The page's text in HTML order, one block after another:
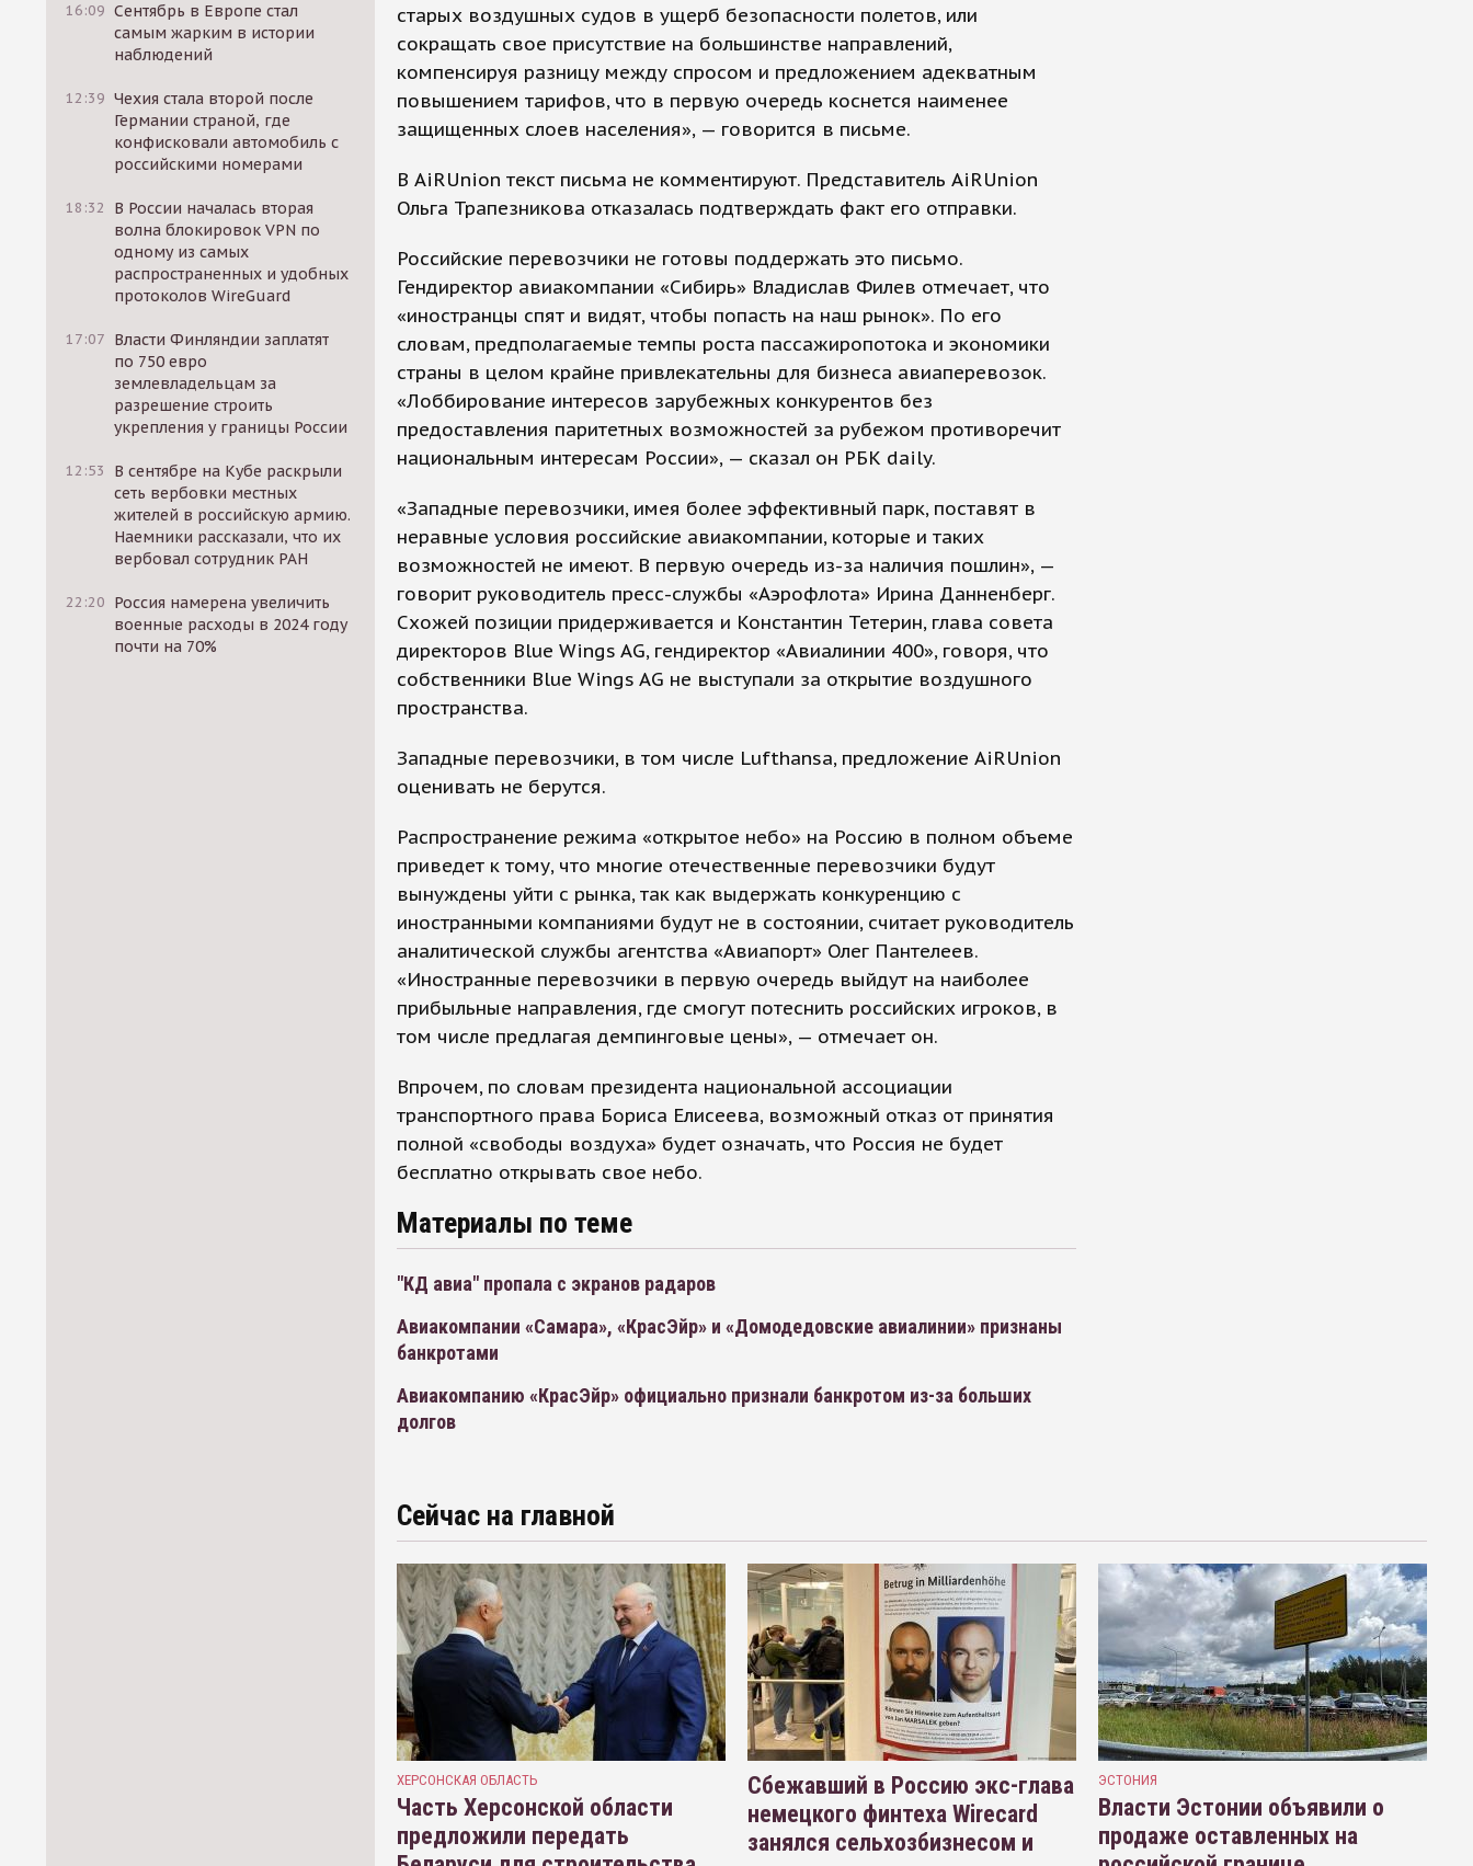
16:09 Сентябрь в Европе стал
самым жарким в истории
наблюдений
12:39 Чехия стала второй после
Германии страной, где
конфисковали автомобиль с
российскими номерами
18:32
В России началась вторая
волна блокировок VPN по
одному из самых
распространенных и удобных
протоколов WireGuard
17:07 Власти Финляндии заплатят
по 750 евро
землевладельцам за
разрешение строить
укрепления у границы России
12:53
В сентябре на Кубе раскрыли
сеть вербовки местных
жителей в российскую армию.
Наемники рассказали, что их
вербовал сотрудник РАН
22:20 Россия намерена увеличить
военные расходы в 2024 году
почти на 70%
старых воздушных судов в ущерб безопасности полетов, или
сокращать свое присутствие на большинстве направлений,
компенсируя разницу между спросом и предложением адекватным
повышением тарифов, что в первую очередь коснется наименее
защищенных слоев населения», — говорится в письме.
В AiRUnion текст письма не комментируют. Представитель AiRUnion
Ольга Трапезникова отказалась подтверждать факт его отправки.
Российские перевозчики не готовы поддержать это письмо.
Гендиректор авиакомпании «Сибирь» Владислав Филев отмечает, что
«иностранцы спят и видят, чтобы попасть на наш рынок». По его
словам, предполагаемые темпы роста пассажиропотока и экономики
страны в целом крайне привлекательны для бизнеса авиаперевозок.
«Лоббирование интересов зарубежных конкурентов без
предоставления паритетных возможностей за рубежом противоречит
национальным интересам России», — сказал он РБК daily.
«Западные перевозчики, имея более эффективный парк, поставят в
неравные условия российские авиакомпании, которые и таких
возможностей не имеют. В первую очередь из-за наличия пошлин», —
говорит руководитель пресс-службы «Аэрофлота» Ирина Данненберг.
Схожей позиции придерживается и Конс­тантин Тетерин, глава совета
директоров Blue Wings AG, гендиректор «Авиалинии 400», говоря, что
собственники Blue Wings AG не выступали за открытие воздушного
пространства.
Западные перевозчики, в том числе Lufthansa, предложение AiRUnion
оценивать не берутся.
Распространение режима «открытое небо» на Россию в полном объеме
приведет к тому, что многие отечественные перевозчики будут
вынуждены уйти с рынка, так как выдержать конкуренцию с
иностранными компаниями будут не в состоянии, считает руководитель
аналитической службы агентства «Авиапорт» Олег Пантелеев.
«Иностранные перевозчики в первую очередь выйдут на наиболее
прибыльные направления, где смогут потеснить российских игроков, в
том числе предлагая демпинговые цены», — отмечает он.
Впрочем, по словам президента национальной ассоциации
транспортного права Бориса Елисеева, возможный отказ от принятия
полной «свободы воздуха» будет означать, что Россия не будет
бесплатно открывать свое небо.
Материалы по теме
"КД авиа" пропала с экранов радаров
Авиакомпании «Самара», «КрасЭйр» и «Домодедовские авиалинии» признаны
банкротами
Авиакомпанию «КрасЭйр» официально признали банкротом из-за больших
долгов
Сейчас на главной
ХЕРСОНСКАЯ ОБЛАСТЬ
Часть Херсонской области
предложили передать
Сбежавший в Россию экс-глава
немецкого финтеха Wirecard
занялся сельхозбизнесом и
ЭСТОНИЯ
Власти Эстонии объявили о
продаже оставленных на